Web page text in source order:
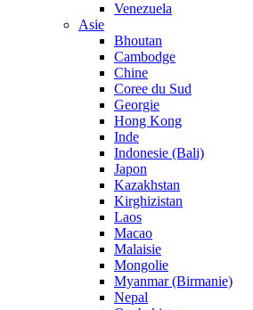
Venezuela
Asie
Bhoutan
Cambodge
Chine
Coree du Sud
Georgie
Hong Kong
Inde
Indonesie (Bali)
Japon
Kazakhstan
Kirghizistan
Laos
Macao
Malaisie
Mongolie
Myanmar (Birmanie)
Nepal